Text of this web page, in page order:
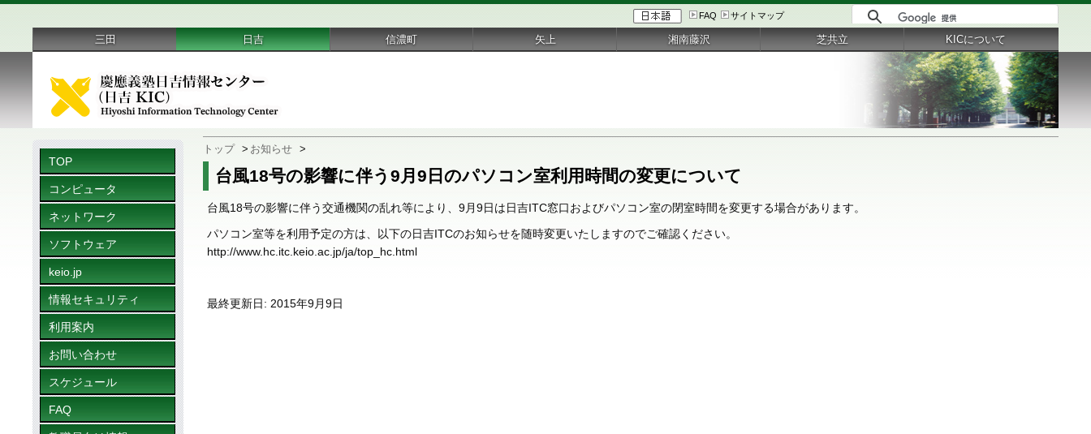
FAQ サイトマップ
TOP
コンピュータ
ネットワーク
ソフトウェア
keio.jp
情報セキュリティ
利用案内
お問い合わせ
スケジュール
FAQ
トップ > お知らせ >
台風18号の影響に伴う9月9日のパソコン室利用時間の変更について
台風18号の影響に伴う交通機関の乱れ等により、9月9日は日吉ITC窓口およびパソコン室の閉室時間を変更する場合があります。
パソコン室等を利用予定の方は、以下の日吉ITCのお知らせを随時変更いたしますのでご確認ください。
http://www.hc.itc.keio.ac.jp/ja/top_hc.html
最終更新日: 2015年9月9日
三田 日吉 信濃町 矢上 湘南藤沢 芝共立 KICについて